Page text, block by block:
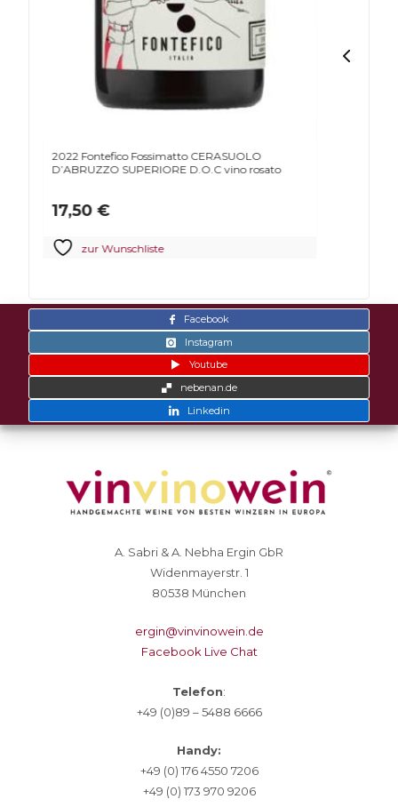
2022 Fontefico Fossimatto CERASUOLO
D’ABRUZZO SUPERIORE D.O.C vino rosato
17,50€
zur Wunschliste
Facebook
Instagram
Youtube
nebenan.de
Linkedin
A. Sabri & A. Nebha Ergin GbR
Widenmayerstr. 1
80538 München
ergin@vinvinowein.de
Facebook Live Chat
Telefon:
+49 (0)89 – 5488 6666
Handy:
+49 (0) 176 4550 7206
+49 (0) 173 970 9206